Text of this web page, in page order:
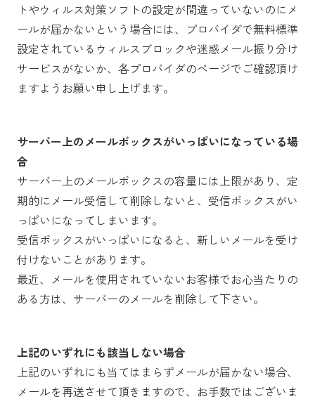
トやウィルス対策ソフトの設定が間違っていないのにメ
ールが届かないという場合には、プロバイダで無料標準
設定されているウィルスブロックや迷惑メール振り分け
サービスがないか、各プロバイダのページでご確認頂け
ますようお願い申し上げます。
サーバー上のメールボックスがいっぱいになっている場
合
サーバー上のメールボックスの容量には上限があり、定
期的にメール受信して削除しないと、受信ボックスがい
っぱいになってしまいます。
受信ボックスがいっぱいになると、新しいメールを受け
付けないことがあります。
最近、メールを使用されていないお客様でお心当たりの
ある方は、サーバーのメールを削除して下さい。
上記のいずれにも該当しない場合
上記のいずれにも当てはまらずメールが届かない場合、
メールを再送させて頂きますので、お手数ではございま